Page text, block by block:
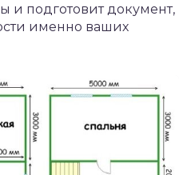
и подготовит документ,
именно ваших